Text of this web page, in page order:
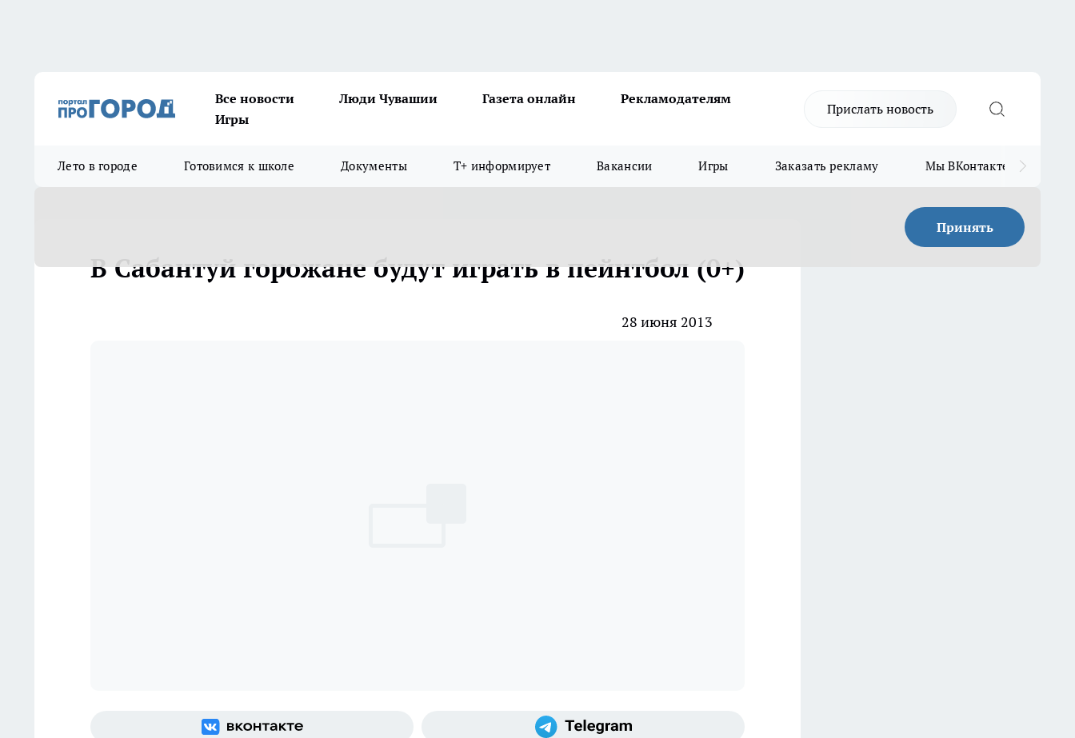
Все новости Люди Чувашии Газета онлайн
Рекламодателям
Игры
Прислать новость
Лето в городе Готовимся к школе Документы Т+ информирует Вакансии Игры Заказать рекламу Мы ВКонтакте
Принять
В Сабантуй горожане будут играть в пейнтбол (0+)
28 июня 2013